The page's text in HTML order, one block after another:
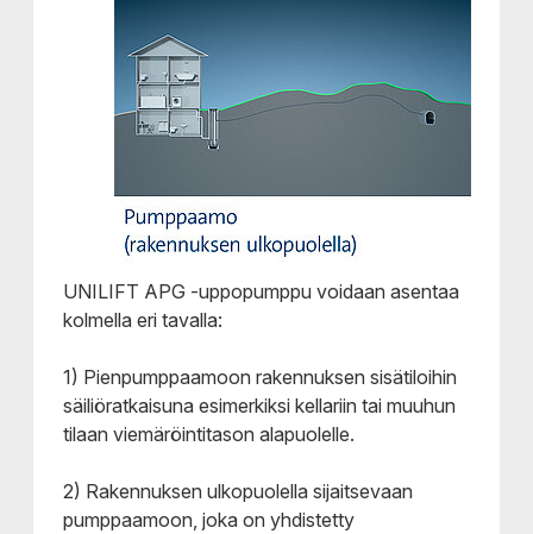
UNILIFT APG -uppopumppu voidaan asentaa
kolmella eri tavalla:
1) Pienpumppaamoon rakennuksen sisätiloihin
säiliöratkaisuna esimerkiksi kellariin tai muuhun
tilaan viemäröintitason alapuolelle.
2) Rakennuksen ulkopuolella sijaitsevaan
pumppaamoon, joka on yhdistetty